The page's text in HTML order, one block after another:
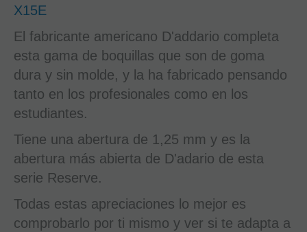
X15E
El fabricante americano D'addario completa
esta gama de boquillas que son de goma
dura y sin molde, y la ha fabricado pensando
tanto en los profesionales como en los
estudiantes.
Tiene una abertura de 1,25 mm y es la
abertura más abierta de D'adario de esta
serie Reserve.
Todas estas apreciaciones lo mejor es
comprobarlo por ti mismo y ver si te adapta a